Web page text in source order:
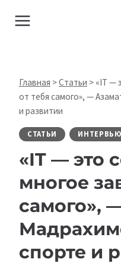
Главная >Статьи > «IT —
от тебя самого», —
и развитии
СТАТЬИ ИНТЕРВЬЮ
«IT — это
многое
самого»,
спорте и